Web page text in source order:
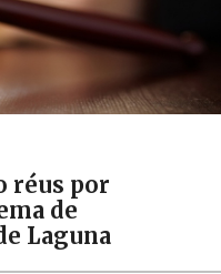
réus por
de
Laguna